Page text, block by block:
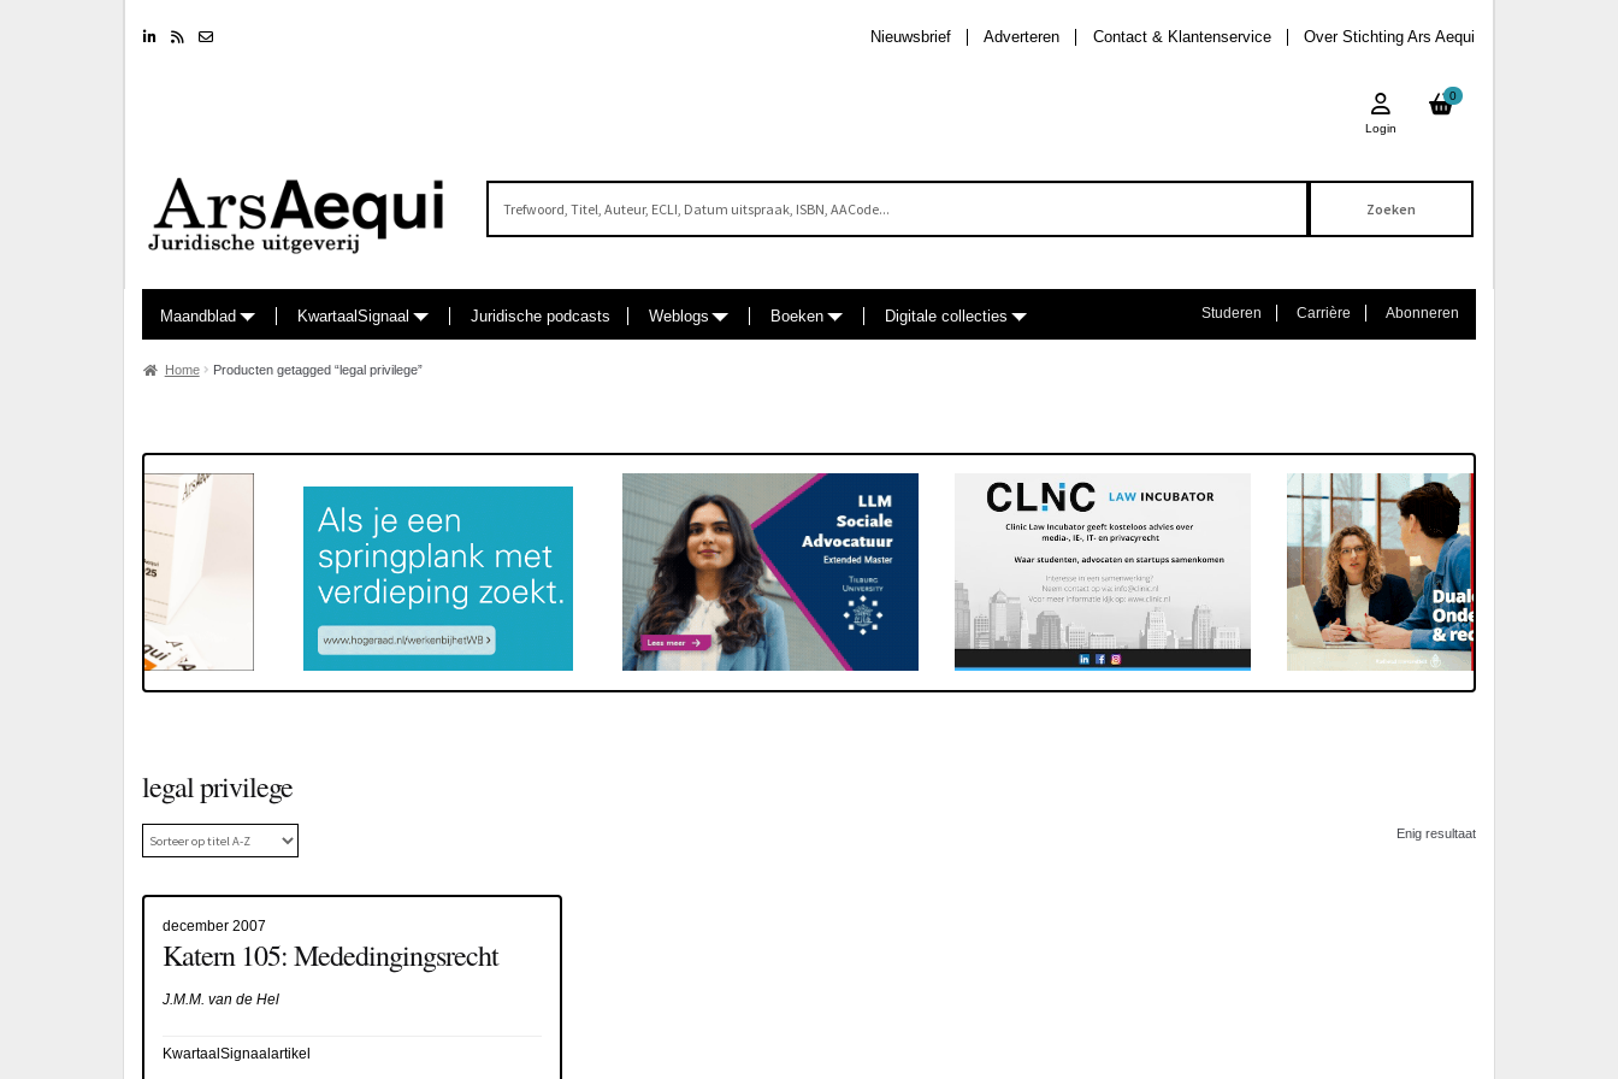
LinkedinRSS feed Over Stichting Ars Aequi
Contact & Klantenservice
Adverteren
Nieuwsbrief
0
Login
Maandblad KwartaalSignaal Juridische podcasts Weblogs Boeken Digitale collecties Studeren Carrière Abonneren
Home Producten getagged “legal privilege”
legal privilege
Enig resultaat
december 2007
Katern 105: Mededingingsrecht
J.M.M. van de Hel
KwartaalSignaalartikel